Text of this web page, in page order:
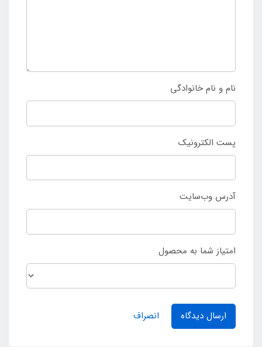
نام و نام خانوادگی
پست الکترونیک
آدرس وب‌سایت
امتیاز شما به محصول
ارسال دیدگاه انصراف